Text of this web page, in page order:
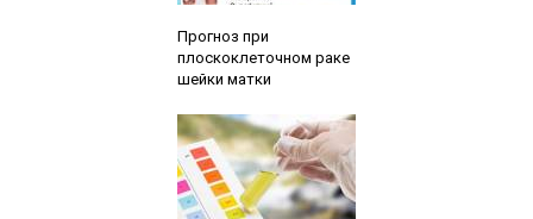
Прогноз при
плоскоклеточном раке
шейки матки